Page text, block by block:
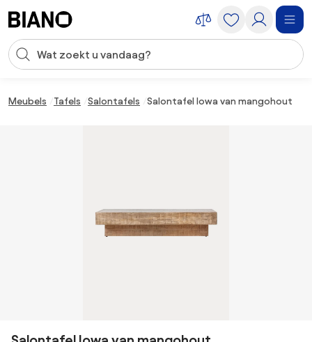
Zoekopdracht invoeren
Meubels Tafels Salontafels Salontafel Iowa van mangohout